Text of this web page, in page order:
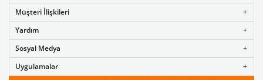
Müşteri İlişkileri
Yardım
Sosyal Medya
Uygulamalar